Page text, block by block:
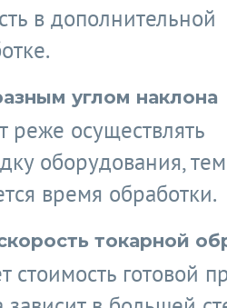
в дополнительной
углом наклона
реже осуществлять
оборудования,
время обработки.
токарной
стоимость готовой